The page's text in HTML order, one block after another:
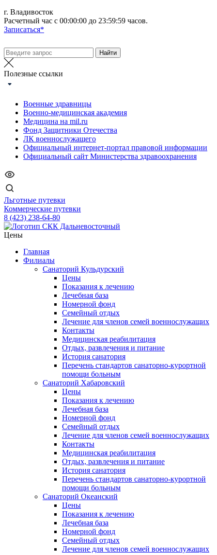
г. Владивосток
Расчетный час с 00:00:00 до 23:59:59 часов.
Записаться*
Полезные ссылки
Военные здравницы
Военно-медицинская академия
Медицина на mil.ru
Фонд Защитники Отечества
ЛК военнослужащего
Официальный интернет-портал правовой информации
Официальный сайт Министерства здравоохранения
Льготные путевки
Коммерческие путевки
8 (423) 238-64-80
Цены
Главная
Филиалы
Санаторий Кульдурский
Цены
Показания к лечению
Лечебная база
Номерной фонд
Семейный отдых
Лечение для членов семей военнослужащих
Контакты
Медицинская реабилитация
Отдых, развлечения и питание
История санатория
Перечень стандартов санаторно-курортной
помощи больным
Санаторий Хабаровский
Цены
Показания к лечению
Лечебная база
Номерной фонд
Семейный отдых
Лечение для членов семей военнослужащих
Контакты
Медицинская реабилитация
Отдых, развлечения и питание
История санатория
Перечень стандартов санаторно-курортной
помощи больным
Санаторий Океанский
Цены
Показания к лечению
Лечебная база
Номерной фонд
Семейный отдых
Лечение для членов семей военнослужащих